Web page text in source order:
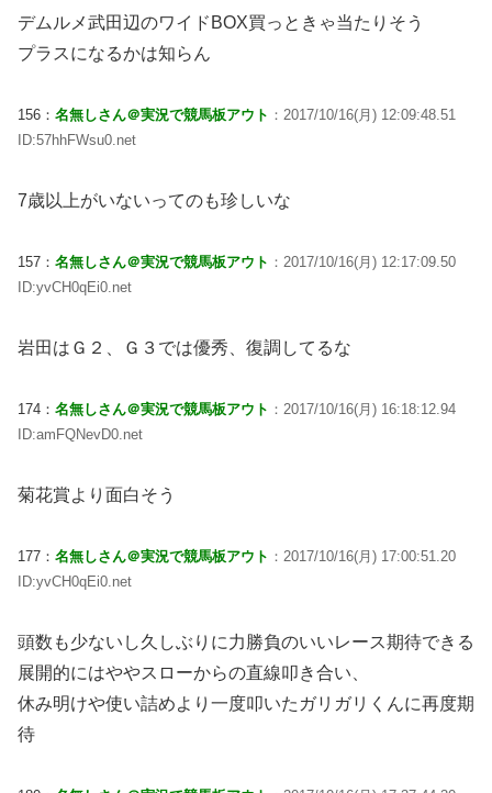
デムルメ武田辺のワイドBOX買っときゃ当たりそう
プラスになるかは知らん
156： 名無しさん＠実況で競馬板アウト ：2017/10/16(月) 12:09:48.51
ID:57hhFWsu0.net
7歳以上がいないってのも珍しいな
157： 名無しさん＠実況で競馬板アウト ：2017/10/16(月) 12:17:09.50
ID:yvCH0qEi0.net
岩田はＧ２、Ｇ３では優秀、復調してるな
174： 名無しさん＠実況で競馬板アウト ：2017/10/16(月) 16:18:12.94
ID:amFQNevD0.net
菊花賞より面白そう
177： 名無しさん＠実況で競馬板アウト ：2017/10/16(月) 17:00:51.20
ID:yvCH0qEi0.net
頭数も少ないし久しぶりに力勝負のいいレース期待できる
展開的にはややスローからの直線叩き合い、
休み明けや使い詰めより一度叩いたガリガリくんに再度期
待